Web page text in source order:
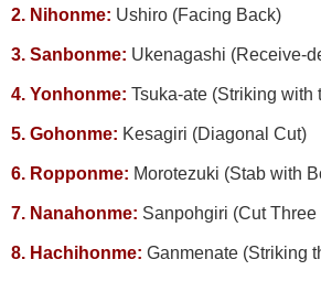
2. Nihonme: Ushiro (Facing Back)
3. Sanbonme: Ukenagashi (Receive-
4. Yonhonme: Tsuka-ate (Striking with
5. Gohonme: Kesagiri (Diagonal Cut)
6. Ropponme: Morotezuki (Stab with
7. Nanahonme: Sanpohgiri (Cut
8. Hachihonme: Ganmenate (Striking